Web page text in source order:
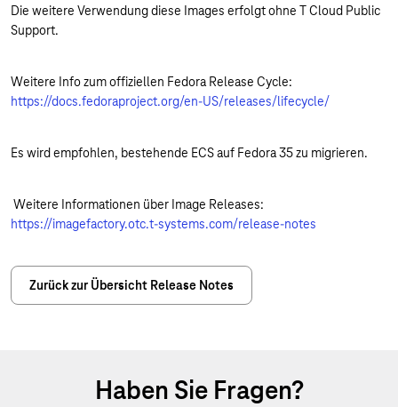
Die weitere Verwendung diese Images erfolgt ohne T Cloud Public
Support.
Weitere Info zum offiziellen Fedora Release Cycle:
https://docs.fedoraproject.org/en-US/releases/lifecycle/
Es wird empfohlen, bestehende ECS auf Fedora 35 zu migrieren.
Weitere Informationen über Image Releases:
https://imagefactory.otc.t-systems.com/release-notes
Zurück zur Übersicht Release Notes
Haben Sie Fragen?